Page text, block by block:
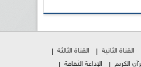
القناة الثانية
القناة الثالثة
الكريم الإذاعة الثقافة